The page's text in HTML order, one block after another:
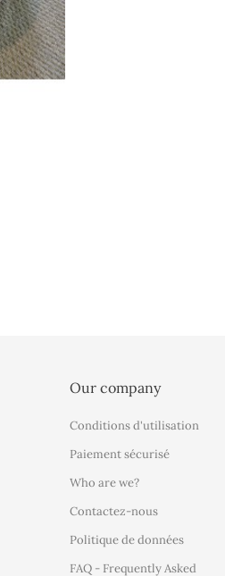
Our company
Conditions d'utilisation
Paiement sécurisé
Who are we?
Contactez-nous
Politique de données
FAQ - Frequently Asked